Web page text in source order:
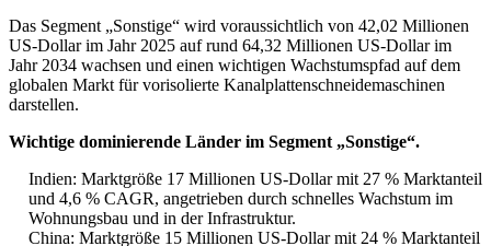
Das Segment „Sonstige“ wird voraussichtlich von 42,02 Millionen
US-Dollar im Jahr 2025 auf rund 64,32 Millionen US-Dollar im
Jahr 2034 wachsen und einen wichtigen Wachstumspfad auf dem
globalen Markt für vorisolierte Kanalplattenschneidemaschinen
darstellen.
Wichtige dominierende Länder im Segment „Sonstige“.
Indien: Marktgröße 17 Millionen US-Dollar mit 27 % Marktanteil
und 4,6 % CAGR, angetrieben durch schnelles Wachstum im
Wohnungsbau und in der Infrastruktur.
China: Marktgröße 15 Millionen US-Dollar mit 24 % Marktanteil